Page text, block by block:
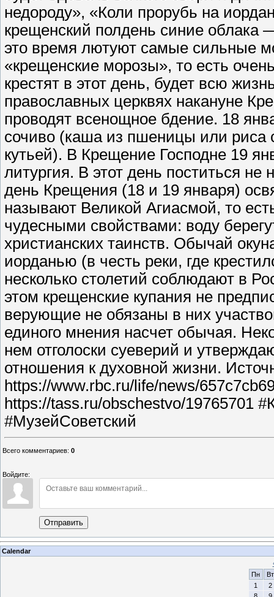
недороду», «Коли прорубь на
крещенский полдень синие облака
это время лютуют самые сильные
«крещенские морозы», то есть
крестят в этот день, будет всю
православных церквях накануне
проводят всенощное бдение. 18
сочиво (каша из пшеницы или риса
кутьей). В Крещение Господне 19
литургия. В этот день поститься
день Крещения (18 и 19 января)
называют Великой Агиасмой, то
чудесными свойствами: воду
христианских таинств. Обычай
иорданью (в честь реки, где
несколько столетий соблюдают в
этом крещенские купания не
верующие не обязаны в них
единого мнения насчет обычая.
нем отголоски суеверий и
отношения к духовной жизни.
https://www.rbc.ru/life/news/
https://tass.ru/obschestvo/19765701
#МузейСоветский
Всего комментариев: 0
Войдите:
Отправить
Calendar
Пн
Вт
1
2